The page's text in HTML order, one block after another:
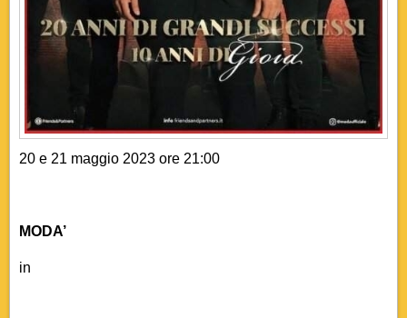
20 e 21 maggio 2023 ore 21:00
MODA’
in